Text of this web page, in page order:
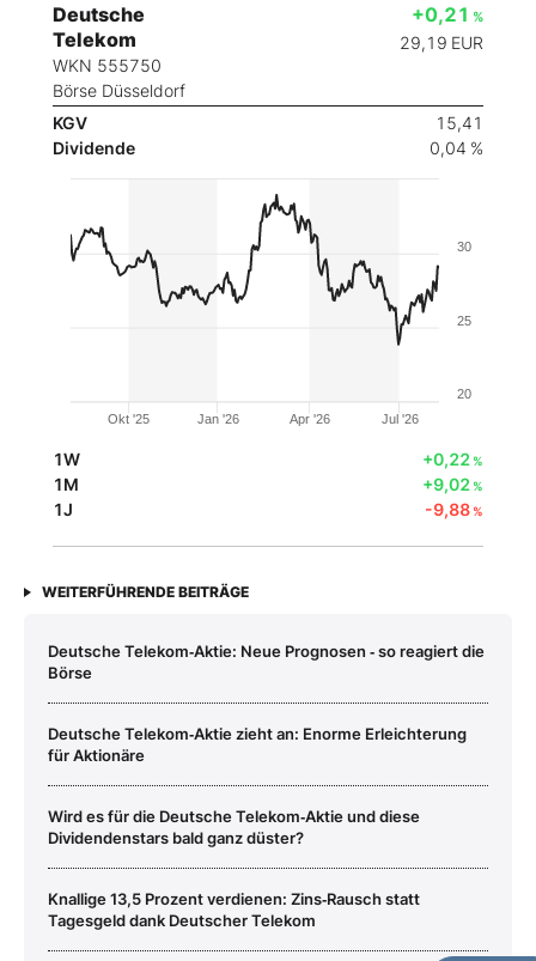
Deutsche
Telekom
WKN 555750
Börse Düsseldorf
+0,21 %
29,19 EUR
KGV
15,41
Dividende
0,04 %
Okt '25 Jan '26 Apr '26 Jul '26
20
25
30
1W +0,22%
1M +9,02%
1J -9,88%
WEITERFÜHRENDE BEITRÄGE
Deutsche Telekom‑Aktie: Neue Prognosen ‑ so reagiert die
Börse
Deutsche Telekom‑Aktie zieht an: Enorme Erleichterung
für Aktionäre
Wird es für die Deutsche Telekom‑Aktie und diese
Dividendenstars bald ganz düster?
Knallige 13,5 Prozent verdienen: Zins‑Rausch statt
Tagesgeld dank Deutscher Telekom